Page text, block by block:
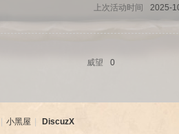
上次活动时间
2025-
威望
0
小黑屋 DiscuzX